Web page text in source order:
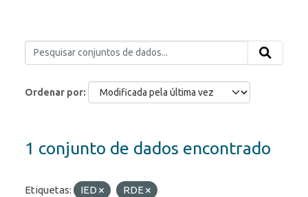
Ordenar por
1 conjunto de dados encontrado
Etiquetas: IED
RDE